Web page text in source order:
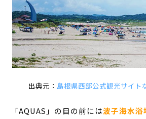
出典元： 島根県西部公式観光サイト
「AQUAS」の目の前には波子海水浴